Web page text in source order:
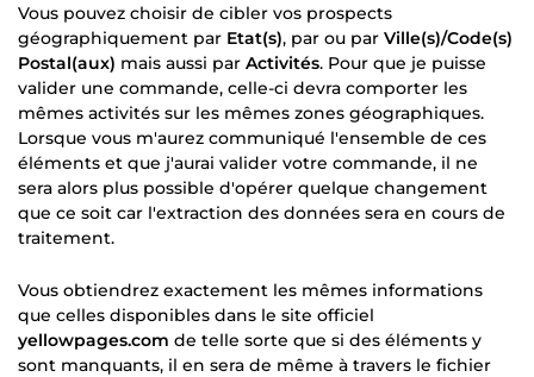
Vous pouvez choisir de cibler vos prospects
géographiquement par Etat(s), par ou par Ville(s)/Code(s)
Postal(aux) mais aussi par Activités. Pour que je puisse
valider une commande, celle-ci devra comporter les
mêmes activités sur les mêmes zones géographiques.
Lorsque vous m'aurez communiqué l'ensemble de ces
éléments et que j'aurai valider votre commande, il ne
sera alors plus possible d'opérer quelque changement
que ce soit car l'extraction des données sera en cours de
traitement.
Vous obtiendrez exactement les mêmes informations
que celles disponibles dans le site officiel
yellowpages.com de telle sorte que si des éléments y
sont manquants, il en sera de même à travers le fichier